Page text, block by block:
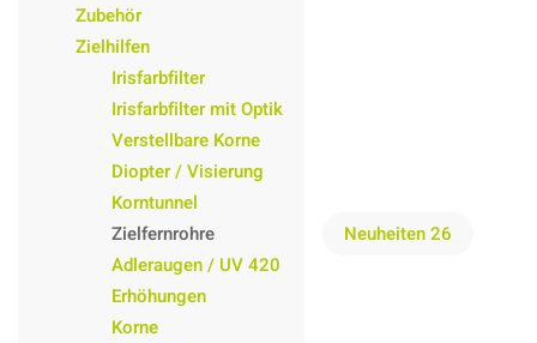
Zubehör
Zielhilfen
Irisfarbfilter
Irisfarbfilter mit Optik
Verstellbare Korne
Diopter / Visierung
Korntunnel
Zielfernrohre
Adleraugen / UV 420
Erhöhungen
Korne
Neuheiten 26